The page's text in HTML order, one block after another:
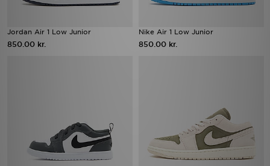
Jordan Air 1 Low Junior
850.00 kr.
Nike Air 1 Low Junior
850.00 kr.